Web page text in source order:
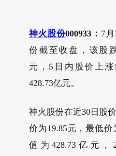
神火股份000933： 7
份截至收盘，该股
元，5日内股价上涨
428.73亿元。
神火股份在近30日股
价为19.85元，最低价
值为428.73亿元，